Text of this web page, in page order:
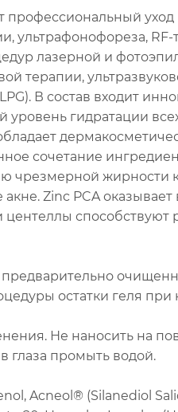
профессиональный
ультрафонофореза,
лазерной и
терапии,
В состав входит
гидратации
сочетание
чрезмерной жирности
Zinc PCA
способствуют
предварительно
остатки геля при
Не наносить на
глаза промыть водой.
Acneol® (Silanediol